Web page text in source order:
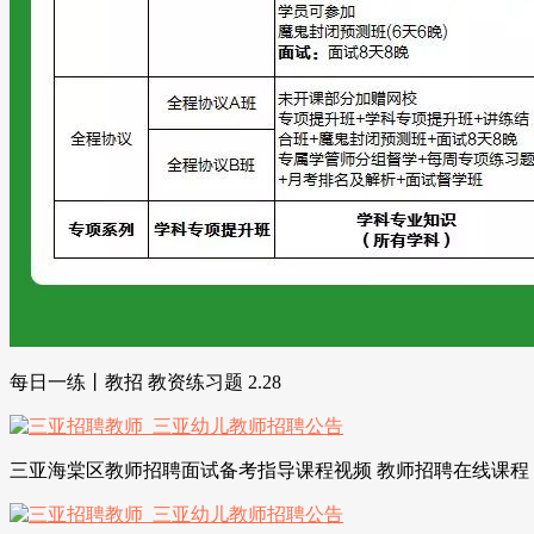
每日一练丨教招 教资练习题 2.28
三亚海棠区教师招聘面试备考指导课程视频 教师招聘在线课程